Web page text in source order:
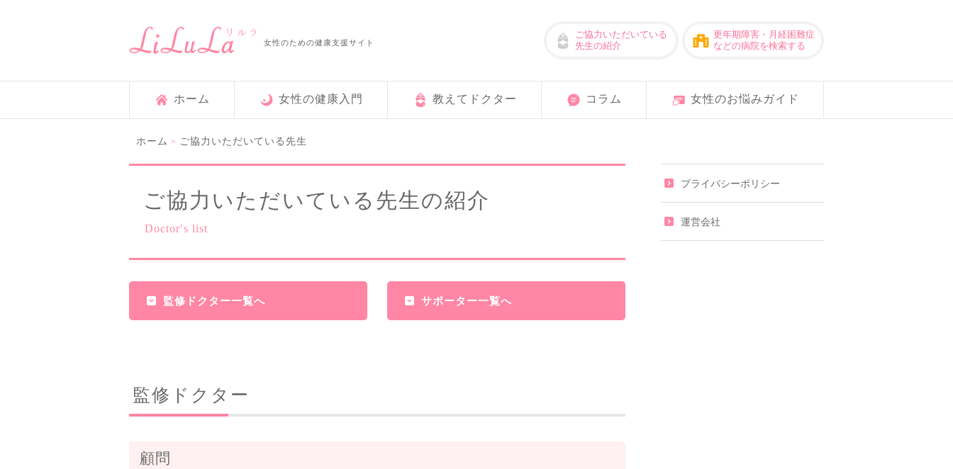
女性のための健康支援サイト
ご協力いただいている
先生の紹介
更年期障害・月経困難症
などの病院を検索する
ホーム 女性の健康入門 教えてドクター コラム 女性のお悩みガイド
ホーム > ご協力いただいている先生
ご協力いただいている先生の紹介
Doctor′s list
監修ドクター一覧へ サポーター一覧へ
監修ドクター
顧問
プライバシーポリシー
運営会社